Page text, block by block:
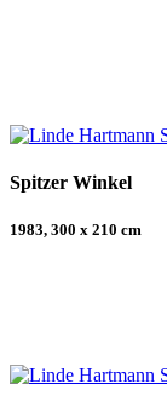
Spitzer Winkel
1983, 300 x 210 cm